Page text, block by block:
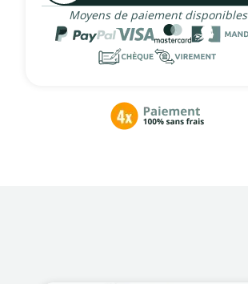
Moyens de paiement disponibles